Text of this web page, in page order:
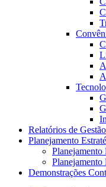
Relatórios de Gestão
Planejamento
Planejamento
Planejamento
Demonstrações